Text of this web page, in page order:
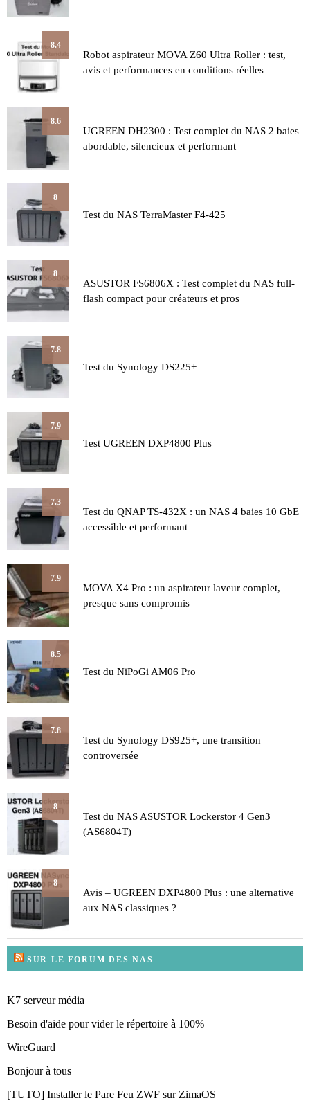
8.4
Robot aspirateur MOVA Z60 Ultra Roller : test,
avis et performances en conditions réelles
8.6
UGREEN DH2300 : Test complet du NAS 2 baies
abordable, silencieux et performant
8
Test du NAS TerraMaster F4-425
8
ASUSTOR FS6806X : Test complet du NAS full-
flash compact pour créateurs et pros
7.8
Test du Synology DS225+
7.9
Test UGREEN DXP4800 Plus
7.3
Test du QNAP TS-432X : un NAS 4 baies 10 GbE
accessible et performant
7.9
MOVA X4 Pro : un aspirateur laveur complet,
presque sans compromis
8.5
Test du NiPoGi AM06 Pro
7.8
Test du Synology DS925+, une transition
controversée
8
Test du NAS ASUSTOR Lockerstor 4 Gen3
(AS6804T)
8
Avis – UGREEN DXP4800 Plus : une alternative
aux NAS classiques ?
SUR LE FORUM DES NAS
K7 serveur média
Besoin d'aide pour vider le répertoire à 100%
WireGuard
Bonjour à tous
[TUTO] Installer le Pare Feu ZWF sur ZimaOS